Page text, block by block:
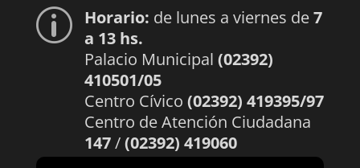
p Horario: de lunes a viernes de7
a 13 hs.
Palacio Municipal (02392)
410501/05
Centro Cívico (02392) 419395/97
Centro de Atención Ciudadana
147/(02392) 419060